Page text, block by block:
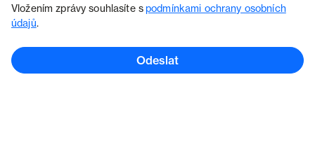
Vložením zprávy souhlasíte spodmínkami ochrany osobních
údajů.
Odeslat